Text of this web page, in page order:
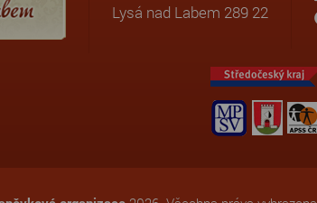
Lysá nad Labem 289 22